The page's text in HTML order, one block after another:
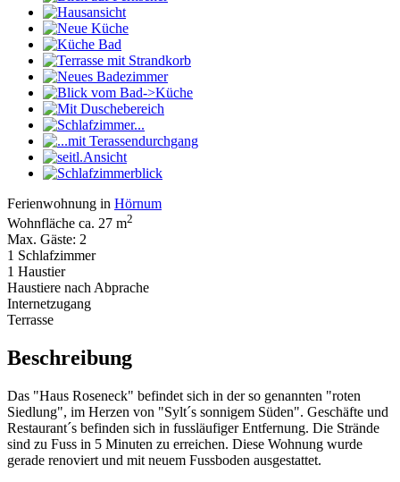
Ferienwohnung in Hörnum
Wohnfläche ca. 27 m2
Max. Gäste: 2
1 Schlafzimmer
1 Haustier
Haustiere nach Abprache
Internetzugang
Terrasse
Beschreibung
Das "Haus Roseneck" befindet sich in der so genannten "roten
Siedlung", im Herzen von "Sylt´s sonnigem Süden". Geschäfte und
Restaurant´s befinden sich in fussläufiger Entfernung. Die Strände
sind zu Fuss in 5 Minuten zu erreichen. Diese Wohnung wurde
gerade renoviert und mit neuem Fussboden ausgestattet.